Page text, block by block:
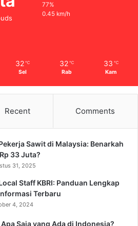
77%
0.45 km/h
32 ℃
Sel
32 ℃
Rab
33 ℃
Kam
Recent Comments
Sawit di Malaysia: Benarkah
33 Juta?
31, 2025
Staff KBRI: Panduan Lengkap
Terbaru
4, 2024
Apa Saja yang Ada di Indonesia?